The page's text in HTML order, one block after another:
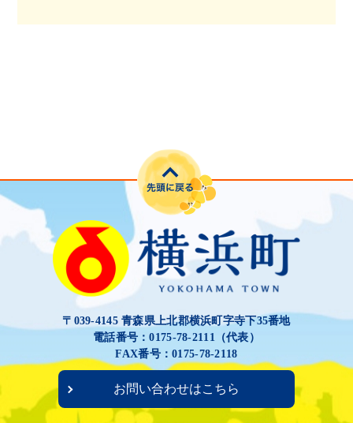
〒039-4145 青森県上北郡横浜町字寺下35番地
電話番号：0175-78-2111（代表）
FAX番号：0175-78-2118
お問い合わせはこちら